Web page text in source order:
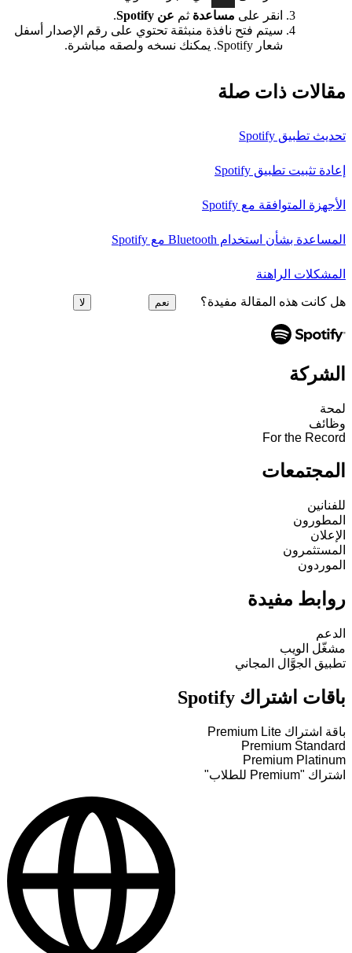
انقر على مساعدة ثم عن Spotify
.
سيتم فتح نافذة منبثقة تحتوي على رقم الإصدار أسفل
شعار Spotify. يمكنك نسخه ولصقه مباشرة.
مقالات ذات صلة
تحديث تطبيق Spotify
إعادة تثبيت تطبيق Spotify
الأجهزة المتوافقة مع Spotify
المساعدة بشأن استخدام Bluetooth مع Spotify
المشكلات الراهنة
هل كانت هذه المقالة مفيدة؟ نعم لا
الشركة
لمحة
وظائف
For the Record
المجتمعات
للفنانين
المطورون
الإعلان
المستثمرون
الموردون
روابط مفيدة
الدعم
مشغّل الويب
تطبيق الجوَّال المجاني
باقات اشتراك Spotify
باقة اشتراك Premium Lite
Premium Standard
Premium Platinum
اشتراك "Premium للطلاب"